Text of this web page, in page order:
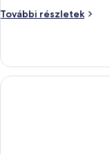
További részletek
Szoba